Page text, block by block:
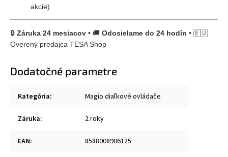
akcie)
🔒 Záruka 24 mesiacov • 🚚 Odosielame do 24 hodín • 🇪🇺
Overený predajca TESA Shop
Dodatočné parametre
Kategória: Magio diaľkové ovládače
Záruka: 2 roky
EAN: 8588008906125